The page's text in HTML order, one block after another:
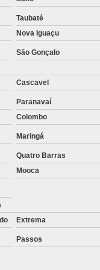
de Recrutamento
Empresa de
Empresa de
Empresa de
Empresa
Empresa
Recrutamento
Empresa
Empresa
Empresa
Taubaté
Nova Iguaçu
São Gonçalo
Cascavel
Paranavaí
Colombo
Maringá
Quatro Barras
Mooca
Extrema
Passos